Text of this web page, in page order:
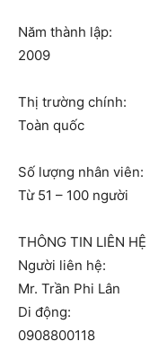
Năm thành lập:
2009
Thị trường chính:
Toàn quốc
Số lượng nhân viên:
Từ 51 – 100 người
THÔNG TIN LIÊN HỆ
Người liên hệ:
Mr. Trần Phi Lân
Di động:
0908800118